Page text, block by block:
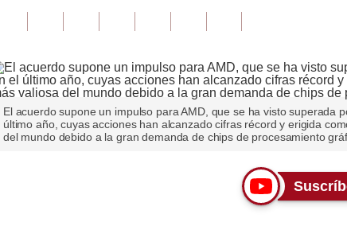
El acuerdo supone un impulso para AMD, que se ha visto superada
último año, cuyas acciones han alcanzado cifras récord y erigida
del mundo debido a la gran demanda de chips de procesamiento